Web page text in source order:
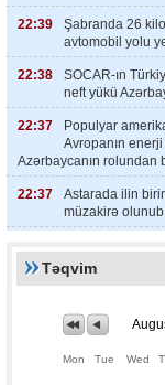
22:39
Şabranda 26
avtomobil yolu
22:38
SOCAR-ın
neft yükü
22:37
Populyar
Avropanın
Azərbaycanın rolundan
22:37
Astarada ilin
müzakirə olunub
Təqvim
Mon Tue Wed